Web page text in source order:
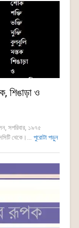
শিঙাড়া ও
সপরিবার, ১৯৭৫
থেকে।... পুরোটা পড়ুন